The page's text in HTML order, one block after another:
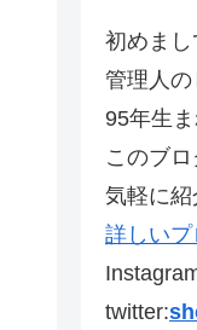
初めまし
管理人の
95年生ま
このブ
気軽に紹
詳しいプ
twitter: